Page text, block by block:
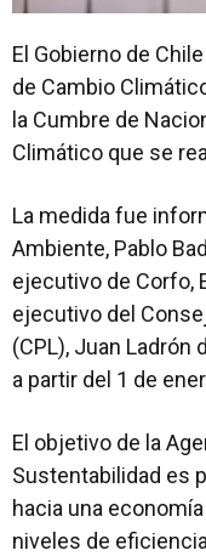
El Gobierno de
de Cambio
la Cumbre de
Climático que se
La medida fue
Ambiente, Pablo
ejecutivo de Corfo,
ejecutivo del
(CPL), Juan Ladrón
a partir del 1 de
El objetivo de la
Sustentabilidad es
hacia una
niveles de